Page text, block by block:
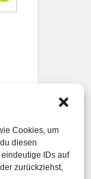
Cookies, um
diesen
IDs auf
zurückziehst,